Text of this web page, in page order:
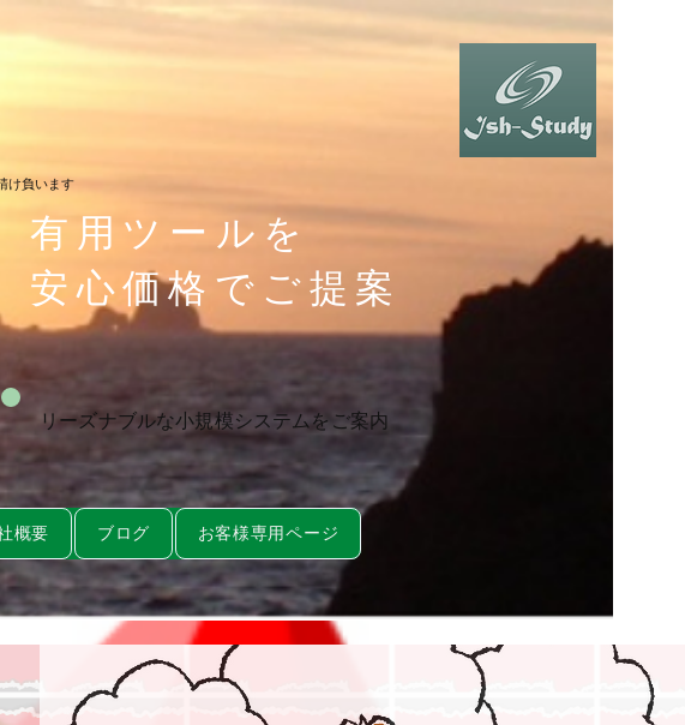
け負います
有用ツールを
安心価格でご提案
リーズナブルな小規模システムをご案内
概要 ブログ お客様専用ページ